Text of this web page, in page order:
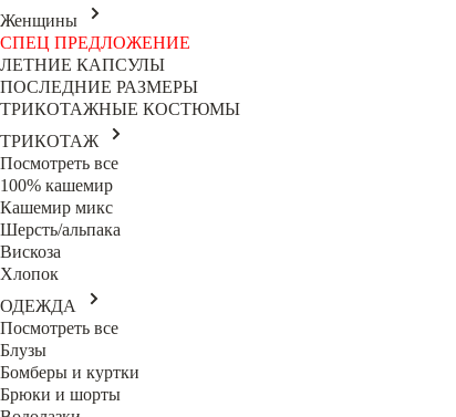
Женщины
СПЕЦ ПРЕДЛОЖЕНИЕ
ЛЕТНИЕ КАПСУЛЫ
ПОСЛЕДНИЕ РАЗМЕРЫ
ТРИКОТАЖНЫЕ КОСТЮМЫ
ТРИКОТАЖ
Посмотреть все
100% кашемир
Кашемир микс
Шерсть/альпака
Вискоза
Хлопок
ОДЕЖДА
Посмотреть все
Блузы
Бомберы и куртки
Брюки и шорты